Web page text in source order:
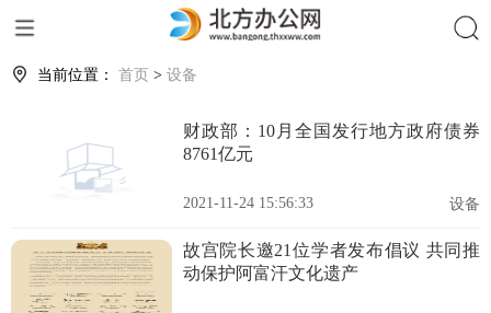
当前位置： 首页 > 设备
财政部：10月全国发行地方政府债券
8761亿元
2021-11-24 15:56:33 设备
故宫院长邀21位学者发布倡议 共同推
动保护阿富汗文化遗产